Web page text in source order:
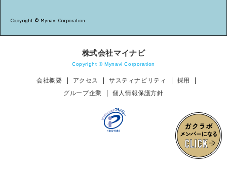
Copyright © Mynavi Corporation
株式会社マイナビ
Copyright © Mynavi Corporation
会社概要 アクセス サスティナビリティ
採用
グループ企業
個人情報保護方針